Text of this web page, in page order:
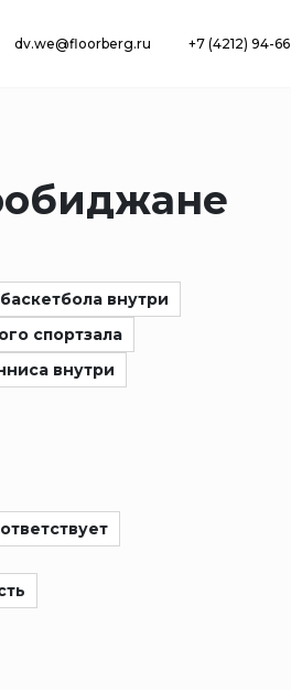
dv.we@floorberg.ru +7 (4212) 94-
внутри
спортзала
внутри